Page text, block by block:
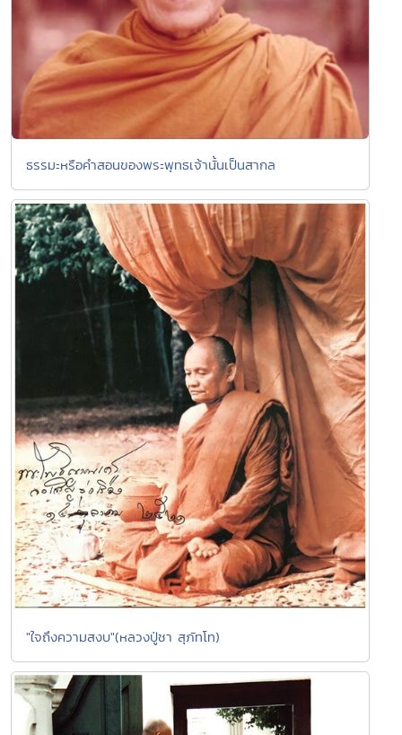
ธรรมะหรือคำสอนของพระพุทธเจ้านั้นเป็นสากล
"ใจถึงความสงบ"(หลวงปู่ชา สุภัทโท)